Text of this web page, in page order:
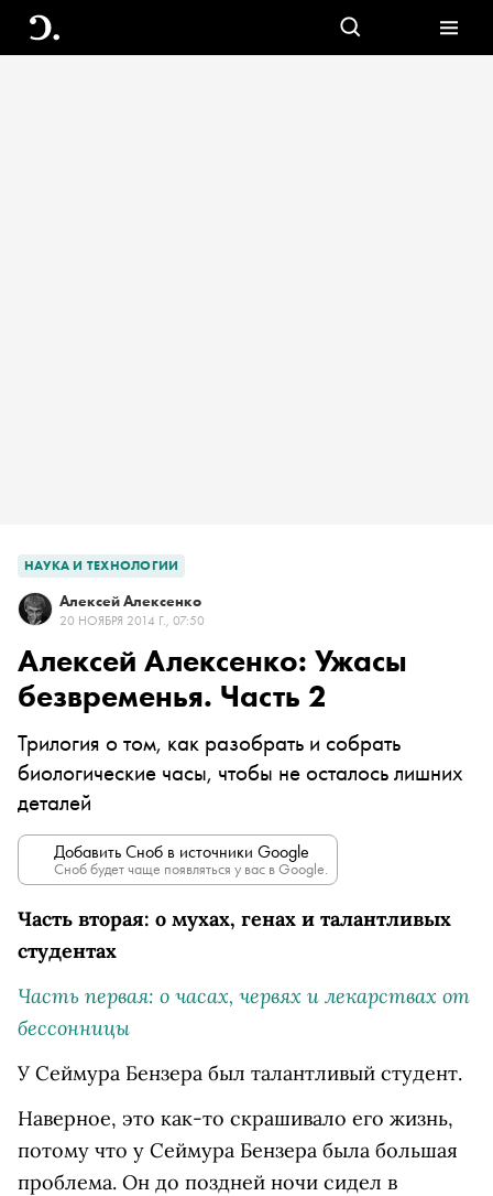
НАУКА И ТЕХНОЛОГИИ
Алексей Алексенко
20 НОЯБРЯ 2014 Г., 07:50
Алексей Алексенко: Ужасы
безвременья. Часть 2
Трилогия о том, как разобрать и собрать
биологические часы, чтобы не осталось лишних
деталей
Добавить Сноб в источники Google
Сноб будет чаще появляться у вас в Google.
Часть вторая: о мухах, генах и талантливых
студентах
Часть первая: о часах, червях и лекарствах от
бессонницы
У Сеймура Бензера был талантливый студент.
Наверное, это как-то скрашивало его жизнь,
потому что у Сеймура Бензера была большая
проблема. Он до поздней ночи сидел в